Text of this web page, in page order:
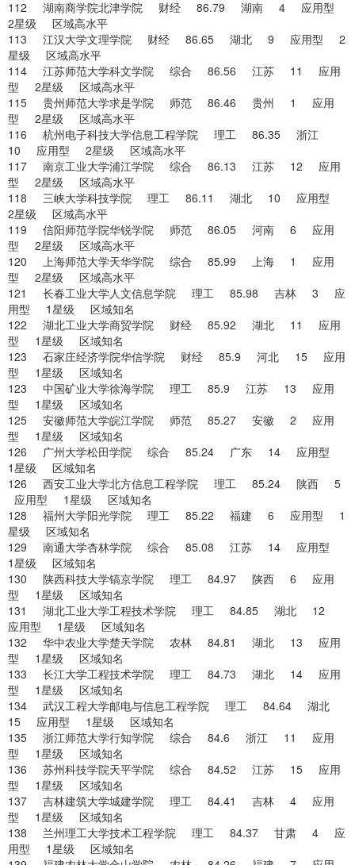
112 湖南商学院北津学院 财经 86.79 湖南 4 应用型
2星级 区域高水平
113 江汉大学文理学院 财经 86.65 湖北 9 应用型 2
星级 区域高水平
114 江苏师范大学科文学院 综合 86.56 江苏 11 应用
型 2星级 区域高水平
115 贵州师范大学求是学院 师范 86.46 贵州 1 应用
型 2星级 区域高水平
116 杭州电子科技大学信息工程学院 理工 86.35 浙江
10 应用型 2星级 区域高水平
117 南京工业大学浦江学院 综合 86.13 江苏 12 应用
型 2星级 区域高水平
118 三峡大学科技学院 理工 86.11 湖北 10 应用型
2星级 区域高水平
119 信阳师范学院华锐学院 师范 86.05 河南 6 应用
型 2星级 区域高水平
120 上海师范大学天华学院 综合 85.99 上海 1 应用
型 2星级 区域高水平
121 长春工业大学人文信息学院 理工 85.98 吉林 3 应
用型 1星级 区域知名
122 湖北工业大学商贸学院 财经 85.92 湖北 11 应用
型 1星级 区域知名
123 石家庄经济学院华信学院 财经 85.9 河北 15 应用
型 1星级 区域知名
123 中国矿业大学徐海学院 理工 85.9 江苏 13 应用
型 1星级 区域知名
125 安徽师范大学皖江学院 师范 85.27 安徽 2 应用
型 1星级 区域知名
126 广州大学松田学院 综合 85.24 广东 14 应用型
1星级 区域知名
126 西安工业大学北方信息工程学院 理工 85.24 陕西 5
应用型 1星级 区域知名
128 福州大学阳光学院 理工 85.22 福建 6 应用型 1
星级 区域知名
129 南通大学杏林学院 综合 85.08 江苏 14 应用型
1星级 区域知名
130 陕西科技大学镐京学院 理工 84.97 陕西 6 应用
型 1星级 区域知名
131 湖北工业大学工程技术学院 理工 84.85 湖北 12
应用型 1星级 区域知名
132 华中农业大学楚天学院 农林 84.81 湖北 13 应用
型 1星级 区域知名
133 长江大学工程技术学院 理工 84.73 湖北 14 应用
型 1星级 区域知名
134 武汉工程大学邮电与信息工程学院 理工 84.64 湖北
15 应用型 1星级 区域知名
135 浙江师范大学行知学院 综合 84.6 浙江 11 应用
型 1星级 区域知名
136 苏州科技学院天平学院 综合 84.52 江苏 15 应用
型 1星级 区域知名
137 吉林建筑大学城建学院 理工 84.41 吉林 4 应用
型 1星级 区域知名
138 兰州理工大学技术工程学院 理工 84.37 甘肃 4 应
用型 1星级 区域知名